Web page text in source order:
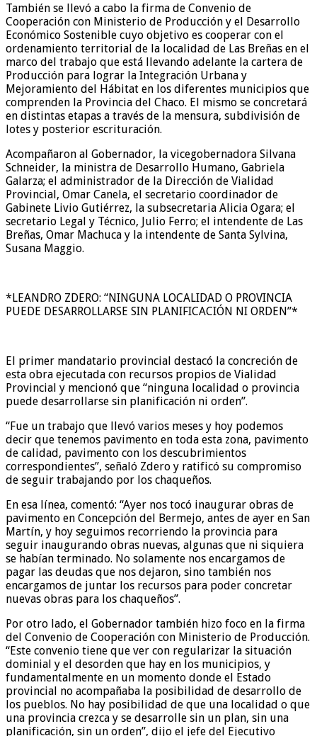
También se llevó a cabo la firma de Convenio de
Cooperación con Ministerio de Producción y el Desarrollo
Económico Sostenible cuyo objetivo es cooperar con el
ordenamiento territorial de la localidad de Las Breñas en el
marco del trabajo que está llevando adelante la cartera de
Producción para lograr la Integración Urbana y
Mejoramiento del Hábitat en los diferentes municipios que
comprenden la Provincia del Chaco. El mismo se concretará
en distintas etapas a través de la mensura, subdivisión de
lotes y posterior escrituración.
Acompañaron al Gobernador, la vicegobernadora Silvana
Schneider, la ministra de Desarrollo Humano, Gabriela
Galarza; el administrador de la Dirección de Vialidad
Provincial, Omar Canela, el secretario coordinador de
Gabinete Livio Gutiérrez, la subsecretaria Alicia Ogara; el
secretario Legal y Técnico, Julio Ferro; el intendente de Las
Breñas, Omar Machuca y la intendente de Santa Sylvina,
Susana Maggio.
*LEANDRO ZDERO: “NINGUNA LOCALIDAD O PROVINCIA
PUEDE DESARROLLARSE SIN PLANIFICACIÓN NI ORDEN”*
El primer mandatario provincial destacó la concreción de
esta obra ejecutada con recursos propios de Vialidad
Provincial y mencionó que “ninguna localidad o provincia
puede desarrollarse sin planificación ni orden”.
“Fue un trabajo que llevó varios meses y hoy podemos
decir que tenemos pavimento en toda esta zona, pavimento
de calidad, pavimento con los descubrimientos
correspondientes”, señaló Zdero y ratificó su compromiso
de seguir trabajando por los chaqueños.
En esa línea, comentó: “Ayer nos tocó inaugurar obras de
pavimento en Concepción del Bermejo, antes de ayer en San
Martín, y hoy seguimos recorriendo la provincia para
seguir inaugurando obras nuevas, algunas que ni siquiera
se habían terminado. No solamente nos encargamos de
pagar las deudas que nos dejaron, sino también nos
encargamos de juntar los recursos para poder concretar
nuevas obras para los chaqueños”.
Por otro lado, el Gobernador también hizo foco en la firma
del Convenio de Cooperación con Ministerio de Producción.
“Este convenio tiene que ver con regularizar la situación
dominial y el desorden que hay en los municipios, y
fundamentalmente en un momento donde el Estado
provincial no acompañaba la posibilidad de desarrollo de
los pueblos. No hay posibilidad de que una localidad o que
una provincia crezca y se desarrolle sin un plan, sin una
planificación, sin un orden”, dijo el jefe del Ejecutivo